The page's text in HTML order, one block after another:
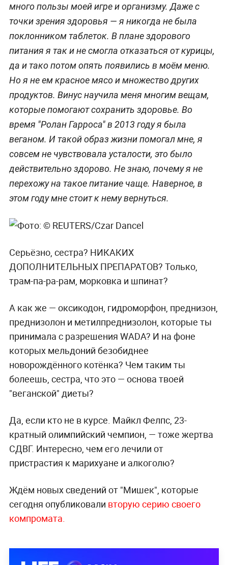
много пользы моей игре и организму. Даже с
точки зрения здоровья — я никогда не была
поклонником таблеток. В плане здорового
питания я так и не смогла отказаться от курицы,
да и тако потом опять появились в моём меню.
Но я не ем красное мясо и множество других
продуктов. Винус научила меня многим вещам,
которые помогают сохранить здоровье. Во
время "Ролан Гарроса" в 2013 году я была
веганом. И такой образ жизни помогал мне, я
совсем не чувствовала усталости, это было
действительно здорово. Не знаю, почему я не
перехожу на такое питание чаще. Наверное, в
этом году мне стоит к нему вернуться.
Серьёзно, сестра? НИКАКИХ
ДОПОЛНИТЕЛЬНЫХ ПРЕПАРАТОВ? Только,
трам-па-ра-рам, морковка и шпинат?
А как же — оксикодон, гидроморфон, преднизон,
преднизолон и метилпреднизолон, которые ты
принимала с разрешения WADA? И на фоне
которых мельдоний безобиднее
новорождённого котёнка? Чем таким ты
болеешь, сестра, что это — основа твоей
"веганской" диеты?
Да, если кто не в курсе. Майкл Фелпс, 23-
кратный олимпийский чемпион, — тоже жертва
СДВГ. Интересно, чем его лечили от
пристрастия к марихуане и алкоголю?
Ждём новых сведений от "Мишек", которые
сегодня опубликовали вторую серию своего
компромата.